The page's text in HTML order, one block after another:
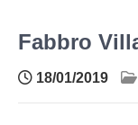
Fabbro
18/01/2019